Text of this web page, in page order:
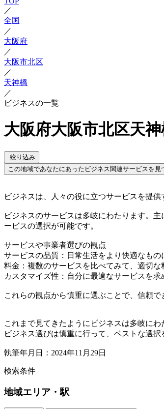
／
全国
／
大阪府
／
大阪市北区
／
天神橋
／
ビジネスの一覧
大阪府大阪市北区天
絞り込み
この地域であなたにあったビジネス関連サービスを見
ビジネスは、人々の役に立つサービスを提
ビジネスのサービスは多岐にわたります。
ービスの選択が可能です。
サービスや事業者選びの観点
サービスの品質：日常生活をより快適なも
料金：複数のサービスを比べてみて、適切な
カスタマイズ性：自分に最適なサービスを
これらの観点から慎重に選ぶことで、信頼で
これまで見てきたようにビジネスは多岐に
ビジネス選びは慎重に行って、ベストな選択
執筆年月日：2024年11月29日
検索条件
地域エリア・駅